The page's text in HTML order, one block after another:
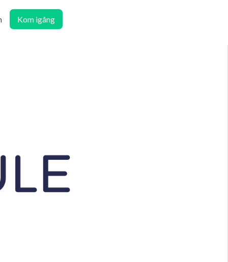
Kom igång